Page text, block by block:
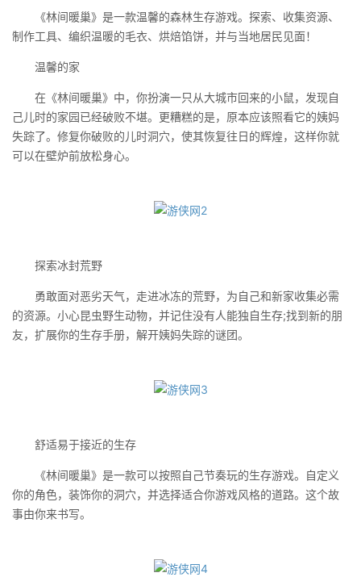
《林间暖巢》是一款温馨的森林生存游戏。探索、收集资源、
制作工具、编织温暖的毛衣、烘焙馅饼，并与当地居民见面！
温馨的家
在《林间暖巢》中，你扮演一只从大城市回来的小鼠，发现自
己儿时的家园已经破败不堪。更糟糕的是，原本应该照看它的姨妈
失踪了。修复你破败的儿时洞穴，使其恢复往日的辉煌，这样你就
可以在壁炉前放松身心。
探索冰封荒野
勇敢面对恶劣天气，走进冰冻的荒野，为自己和新家收集必需
的资源。小心昆虫野生动物，并记住没有人能独自生存;找到新的朋
友，扩展你的生存手册，解开姨妈失踪的谜团。
舒适易于接近的生存
《林间暖巢》是一款可以按照自己节奏玩的生存游戏。自定义
你的角色，装饰你的洞穴，并选择适合你游戏风格的道路。这个故
事由你来书写。